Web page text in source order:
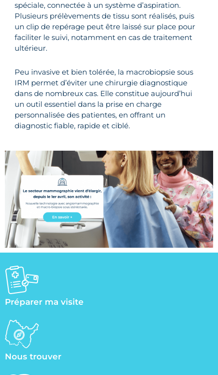
spéciale, connectée à un système d’aspiration.
Plusieurs prélèvements de tissu sont réalisés, puis
un clip de repérage peut être laissé sur place pour
faciliter le suivi, notamment en cas de traitement
ultérieur.
Peu invasive et bien tolérée, la macrobiopsie sous
IRM permet d’éviter une chirurgie diagnostique
dans de nombreux cas. Elle constitue aujourd’hui
un outil essentiel dans la prise en charge
personnalisée des patientes, en offrant un
diagnostic fiable, rapide et ciblé.
Préparer ma visite
Nous trouver